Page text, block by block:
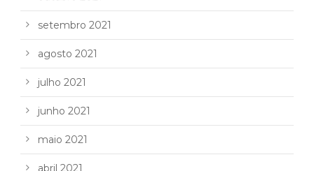
setembro 2021
agosto 2021
julho 2021
junho 2021
maio 2021
abril 2021